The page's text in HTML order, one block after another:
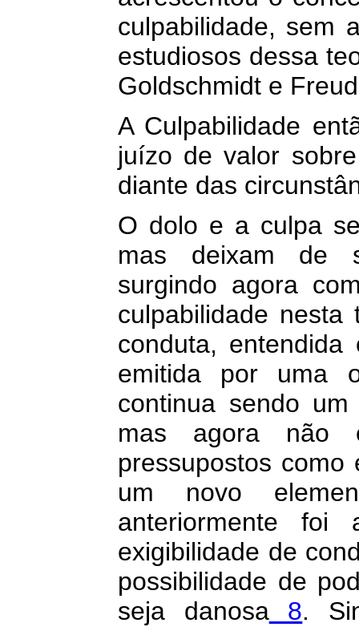
culpabilidade, sem
estudiosos dessa
Goldschmidt e
A Culpabilidade
juízo de valor
diante das
O dolo e a culpa
mas deixam de
surgindo agora
culpabilidade
conduta,
emitida por uma
continua sendo
mas agora não
pressupostos
um novo
anteriormente
exigibilidade de
possibilidade de
seja danosa8.